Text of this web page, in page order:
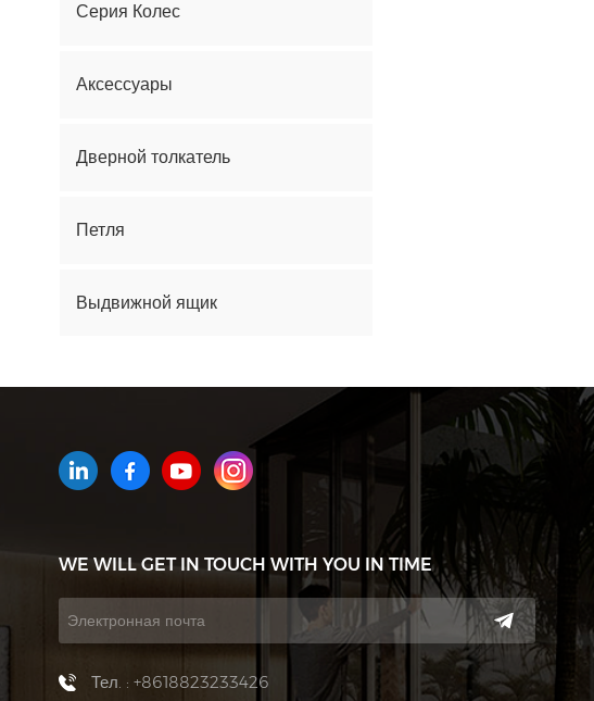
Серия Колес
Аксессуары
Дверной толкатель
Петля
Выдвижной ящик
Вы можете связаться с нами
любым удобным для вас
способом. Мы доступны 24/7 по
электронной почте или
WE WILL GET IN TOUCH WITH YOU IN TIME
Тел. : +8618823233426